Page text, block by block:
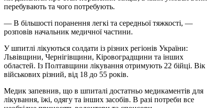
перебувають та чого потребують.
— В більшості поранення легкі та середньої тяжкості, —
розповів начальник медичної частини.
У шпитлі лікуються солдати із різних регіонів України:
Львівщини, Чернігівщини, Кіровоградщини та інших
областей. Із Полтавщини лікування отримують 22 бійці. Вік
військових різний, від 18 до 55 років.
Медик запевнив, що в шпиталі достатньо медикаментів для
лікування, їжі, одягу та інших засобів. В разі потреби все